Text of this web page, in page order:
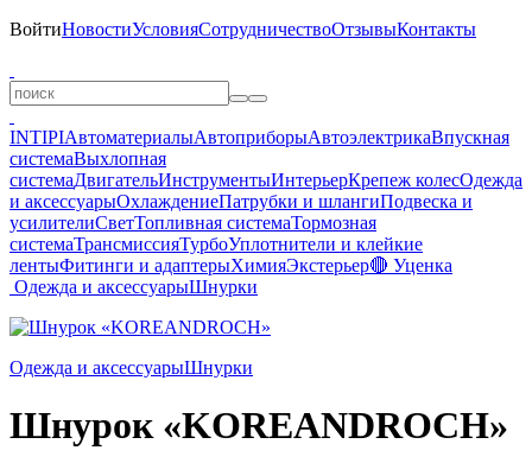
ВойтиНовостиУсловияСотрудничествоОтзывыКонтакты
INTIPIАвтоматериалыАвтоприборыАвтоэлектрикаВпускная
системаВыхлопная
системаДвигательИнструментыИнтерьерКрепеж колесОдежда
и аксессуарыОхлаждениеПатрубки и шлангиПодвеска и
усилителиСветТопливная системаТормозная
системаТрансмиссияТурбоУплотнители и клейкие
лентыФитинги и адаптерыХимияЭкстерьер🔴 Уценка
Одежда и аксессуарыШнурки
Одежда и аксессуарыШнурки
Шнурок «KOREANDROCH»